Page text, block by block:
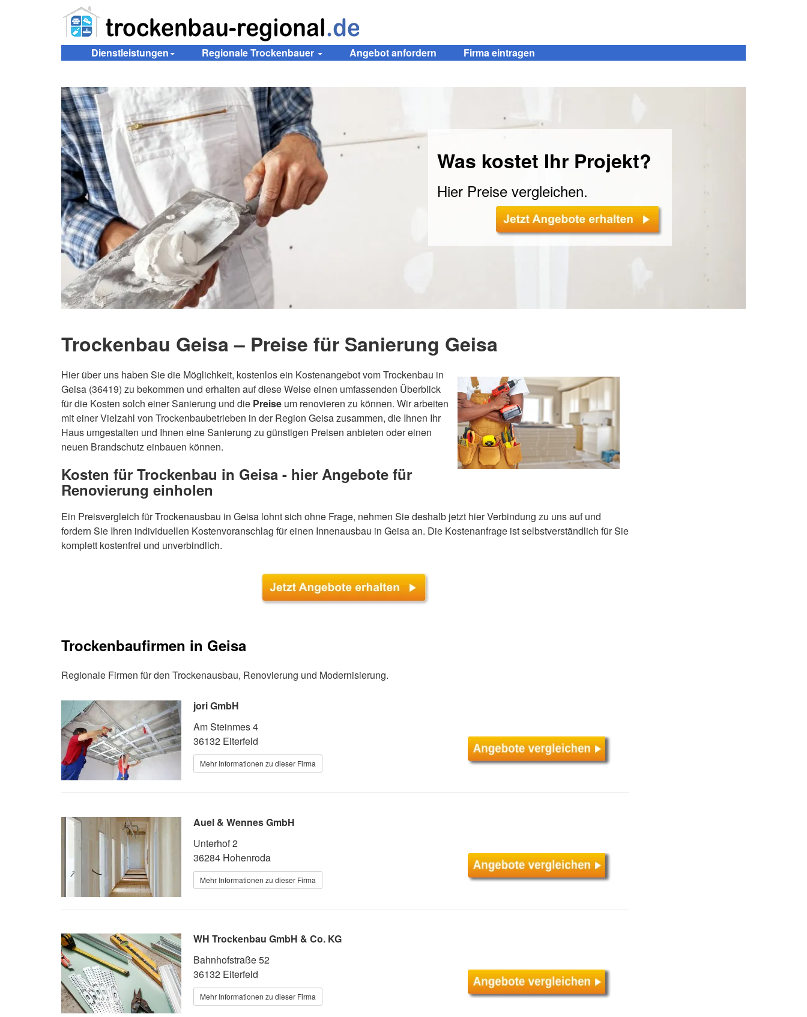
Dienstleistungen Regionale Trockenbauer Angebot anfordern Firma eintragen
Was kostet Ihr Projekt?
Hier Preise vergleichen.
Trockenbau Geisa – Preise für Sanierung Geisa
Hier über uns haben Sie die Möglichkeit, kostenlos ein Kostenangebot vom Trockenbau in
Geisa (36419) zu bekommen und erhalten auf diese Weise einen umfassenden Überblick
für die Kosten solch einer Sanierung und die Preise um renovieren zu können. Wir arbeiten
mit einer Vielzahl von Trockenbaubetrieben in der Region Geisa zusammen, die Ihnen Ihr
Haus umgestalten und Ihnen eine Sanierung zu günstigen Preisen anbieten oder einen
neuen Brandschutz einbauen können.
Kosten für Trockenbau in Geisa - hier Angebote für
Renovierung einholen
Ein Preisvergleich für Trockenausbau in Geisa lohnt sich ohne Frage, nehmen Sie deshalb jetzt hier Verbindung zu uns auf und
fordern Sie Ihren individuellen Kostenvoranschlag für einen Innenausbau in Geisa an. Die Kostenanfrage ist selbstverständlich für Sie
komplett kostenfrei und unverbindlich.
Trockenbaufirmen in Geisa
Regionale Firmen für den Trockenausbau, Renovierung und Modernisierung.
jori GmbH
Am Steinmes 4
36132 Eiterfeld
Mehr Informationen zu dieser Firma
Auel & Wennes GmbH
Unterhof 2
36284 Hohenroda
Mehr Informationen zu dieser Firma
WH Trockenbau GmbH & Co. KG
Bahnhofstraße 52
36132 Eiterfeld
Mehr Informationen zu dieser Firma